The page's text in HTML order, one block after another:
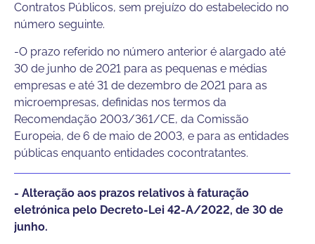
Contratos Públicos, sem prejuízo do estabelecido no
número seguinte.
-O prazo referido no número anterior é alargado até
30 de junho de 2021 para as pequenas e médias
empresas e até 31 de dezembro de 2021 para as
microempresas, definidas nos termos da
Recomendação 2003/361/CE, da Comissão
Europeia, de 6 de maio de 2003, e para as entidades
públicas enquanto entidades cocontratantes.
- Alteração aos prazos relativos à faturação
eletrónica pelo Decreto-Lei 42-A/2022, de 30 de
junho.